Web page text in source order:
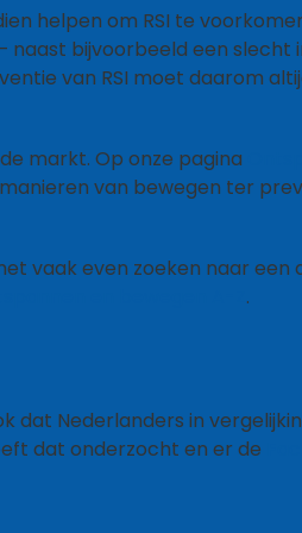
helpen om RSI te
naast bijvoorbeeld een
van RSI moet daarom
markt. Op onze pagina
van bewegen ter
vaak even zoeken naar
.
dat Nederlanders in
dat onderzocht en er de